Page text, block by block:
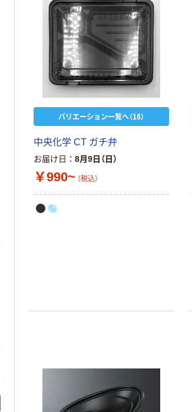
バリエーション一覧へ（18）
中央化学 CT ガチ弁
お届け日 8月9日（日）
￥990~ （税込）
ペン ゼブラ
￥52~ （税込）
オリジナル
スズラン 酒精綿
G バルクタイプ
指定医薬部外品
￥140~
【アスクル限定】
ファーストレイ
ト ニトリルグ
ローブ ホワイ
ト 粉なし（パ
本気プライス
￥143~ （税込）